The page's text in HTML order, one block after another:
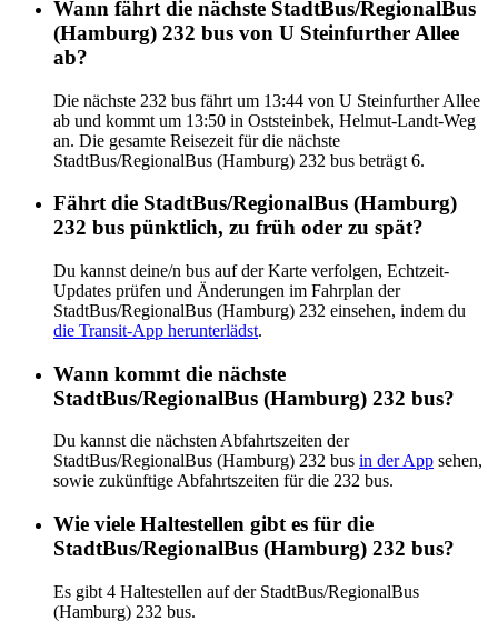
Wann fährt die nächste StadtBus/RegionalBus
(Hamburg) 232 bus von U Steinfurther Allee
ab?
Die nächste 232 bus fährt um 13:44 von U Steinfurther Allee
ab und kommt um 13:50 in Oststeinbek, Helmut-Landt-Weg
an. Die gesamte Reisezeit für die nächste
StadtBus/RegionalBus (Hamburg) 232 bus beträgt 6.
Fährt die StadtBus/RegionalBus (Hamburg)
232 bus pünktlich, zu früh oder zu spät?
Du kannst deine/n bus auf der Karte verfolgen, Echtzeit-
Updates prüfen und Änderungen im Fahrplan der
StadtBus/RegionalBus (Hamburg) 232 einsehen, indem du
die Transit-App herunterlädst.
Wann kommt die nächste
StadtBus/RegionalBus (Hamburg) 232 bus?
Du kannst die nächsten Abfahrtszeiten der
StadtBus/RegionalBus (Hamburg) 232 bus in der App sehen,
sowie zukünftige Abfahrtszeiten für die 232 bus.
Wie viele Haltestellen gibt es für die
StadtBus/RegionalBus (Hamburg) 232 bus?
Es gibt 4 Haltestellen auf der StadtBus/RegionalBus
(Hamburg) 232 bus.